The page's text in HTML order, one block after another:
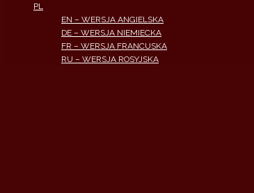
PL
EN – WERSJA ANGIELSKA
DE – WERSJA NIEMIECKA
FR – WERSJA FRANCUSKA
RU – WERSJA ROSYJSKA